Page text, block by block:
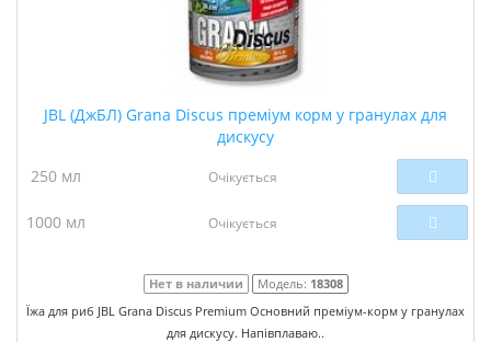
JBL (ДжБЛ) Grana Discus преміум корм у гранулах для
дискусу
250 мл
Очікується
1000 мл Очікується
Нет в наличии Модель: 18308
Їжа для риб JBL Grana Discus Premium Основний преміум-корм у гранулах
для дискусу. Напівплаваю..